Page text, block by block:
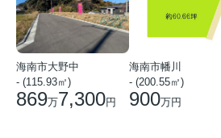
海南市大野中
- (115.93㎡)
869万7,300円
海南市幡川
- (200.55㎡)
900万円